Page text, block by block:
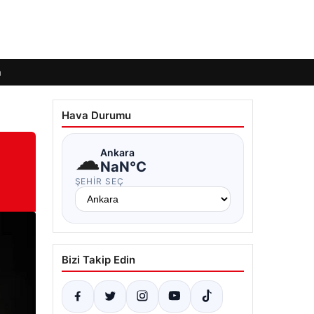
Hava Durumu
☁Ankara
NaN°C
ŞEHIR SEÇ
Bizi Takip Edin